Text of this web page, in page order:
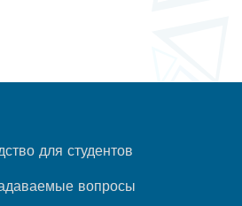
для студентов
вопросы